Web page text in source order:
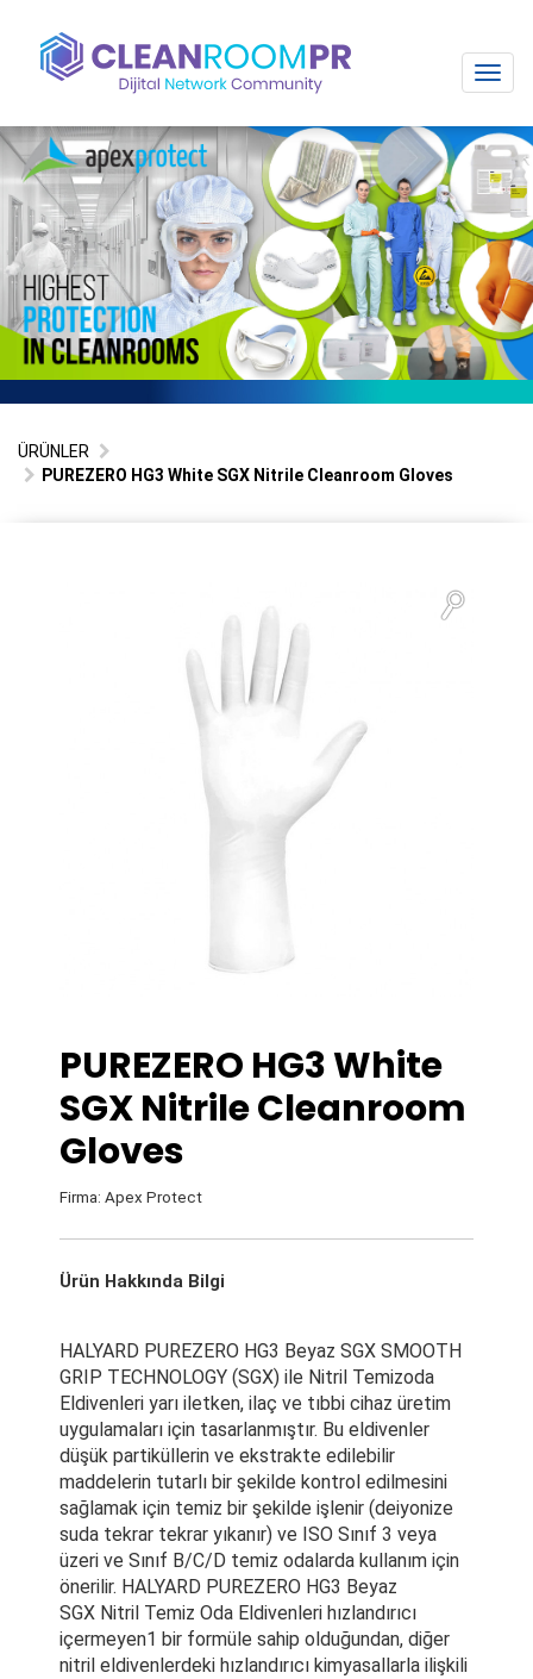
ÜRÜNLER
PUREZERO HG3 White SGX Nitrile Cleanroom Gloves
PUREZERO HG3 White
SGX Nitrile Cleanroom
Gloves
Firma: Apex Protect
Ürün Hakkında Bilgi
HALYARD PUREZERO HG3 Beyaz SGX SMOOTH
GRIP TECHNOLOGY (SGX) ile Nitril Temizoda
Eldivenleri yarı iletken, ilaç ve tıbbi cihaz üretim
uygulamaları için tasarlanmıştır. Bu eldivenler
düşük partiküllerin ve ekstrakte edilebilir
maddelerin tutarlı bir şekilde kontrol edilmesini
sağlamak için temiz bir şekilde işlenir (deiyonize
suda tekrar tekrar yıkanır) ve ISO Sınıf 3 veya
üzeri ve Sınıf B/C/D temiz odalarda kullanım için
önerilir. HALYARD PUREZERO HG3 Beyaz
SGX Nitril Temiz Oda Eldivenleri hızlandırıcı
içermeyen1 bir formüle sahip olduğundan, diğer
nitril eldivenlerdeki hızlandırıcı kimyasallarla ilişkili